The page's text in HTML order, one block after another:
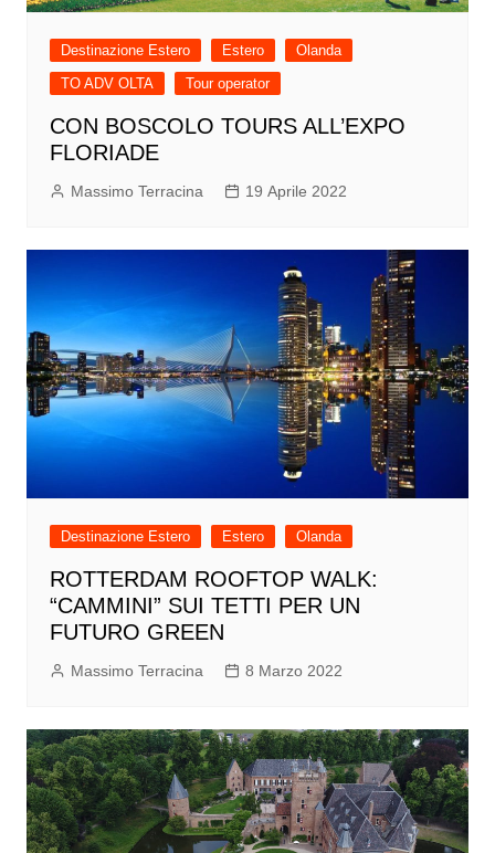
Destinazione Estero Estero
Olanda
TO ADV OLTA
Tour operator
CON BOSCOLO TOURS ALL’EXPO
FLORIADE
Massimo Terracina 19 Aprile 2022
Destinazione Estero Estero Olanda
ROTTERDAM ROOFTOP WALK:
“CAMMINI” SUI TETTI PER UN
FUTURO GREEN
Massimo Terracina 8 Marzo 2022